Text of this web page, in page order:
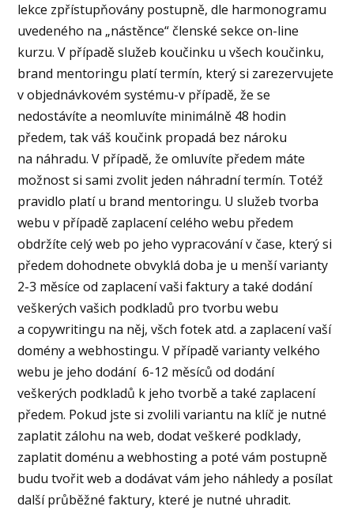
lekce zpřístupňovány postupně, dle harmonogramu
uvedeného na „nástěnce“ členské sekce on-line
kurzu. V případě služeb koučinku u všech koučinku,
brand mentoringu platí termín, který si zarezervujete
v objednávkovém systému-v případě, že se
nedostávíte a neomluvíte minimálně 48 hodin
předem, tak váš koučink propadá bez nároku
na náhradu. V případě, že omluvíte předem máte
možnost si sami zvolit jeden náhradní termín. Totéž
pravidlo platí u brand mentoringu. U služeb tvorba
webu v případě zaplacení celého webu předem
obdržíte celý web po jeho vypracování v čase, který si
předem dohodnete obvyklá doba je u menší varianty
2-3 měsíce od zaplacení vaši faktury a také dodání
veškerých vašich podkladů pro tvorbu webu
a copywritingu na něj, všch fotek atd. a zaplacení vaší
domény a webhostingu. V případě varianty velkého
webu je jeho dodání 6-12 měsíců od dodání
veškerých podkladů k jeho tvorbě a také zaplacení
předem. Pokud jste si zvolili variantu na klíč je nutné
zaplatit zálohu na web, dodat veškeré podklady,
zaplatit doménu a webhosting a poté vám postupně
budu tvořit web a dodávat vám jeho náhledy a posílat
další průběžné faktury, které je nutné uhradit.